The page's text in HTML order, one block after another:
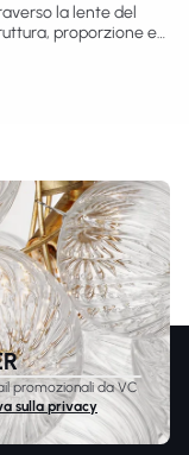
la lente del
proporzione e
& Co., tra cui
promozionali da VC
sulla privacy